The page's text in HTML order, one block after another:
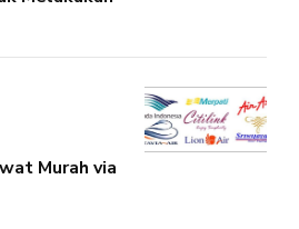
Murah via